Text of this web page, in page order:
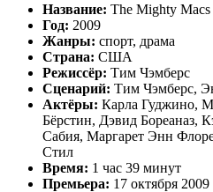
Название: The Mighty Macs
Год: 2009
Жанры: спорт, драма
Страна: США
Режиссёр: Тим Чэмберс
Сценарий: Тим Чэмберс,
Актёры: Карла Гуджино,
Бёрстин, Дэвид Бореаназ,
Сабия, Маргарет Энн
Стил
Время: 1 час 39 минут
Премьера: 17 октября